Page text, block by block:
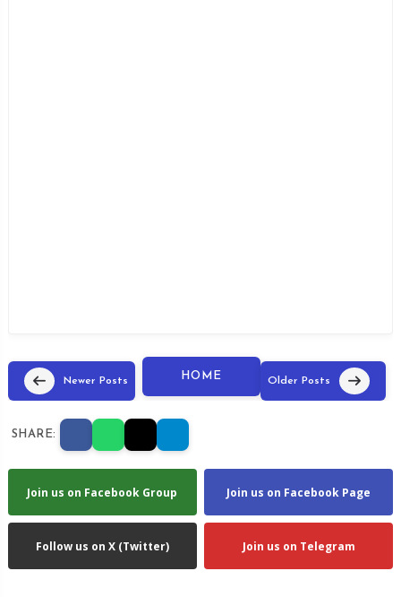
Newer Posts HOME Older Posts
SHARE:
Join us on Facebook Group Join us on Facebook Page
Follow us on X (Twitter) Join us on Telegram